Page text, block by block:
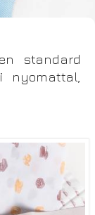
standard
nyomattal,